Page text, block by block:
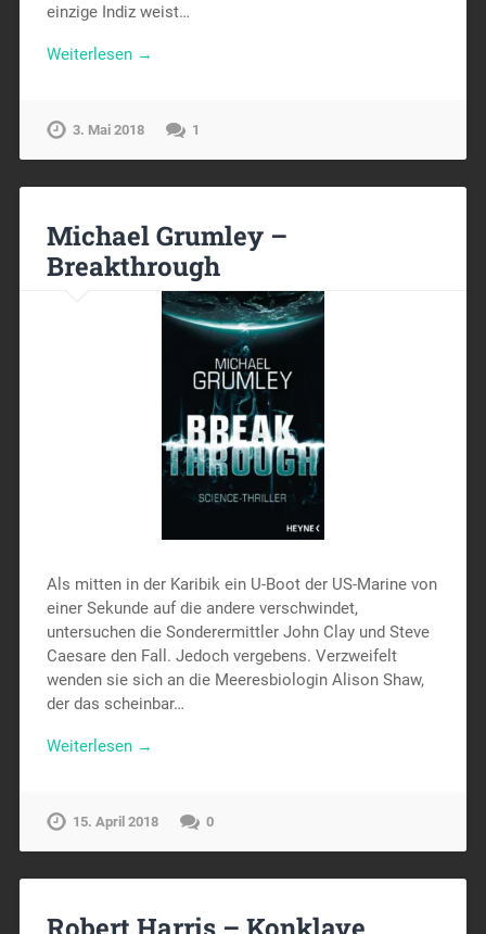
einzige Indiz weist…
Weiterlesen →
3. Mai 2018 1
Michael Grumley –
Breakthrough
Als mitten in der Karibik ein U-Boot der US-Marine von
einer Sekunde auf die andere verschwindet,
untersuchen die Sonderermittler John Clay und Steve
Caesare den Fall. Jedoch vergebens. Verzweifelt
wenden sie sich an die Meeresbiologin Alison Shaw,
der das scheinbar…
Weiterlesen →
15. April 2018 0